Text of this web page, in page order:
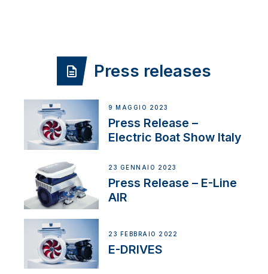
Press releases
9 MAGGIO 2023
Press Release –
Electric Boat Show Italy
23 GENNAIO 2023
Press Release – E-Line
AIR
23 FEBBRAIO 2022
E-DRIVES